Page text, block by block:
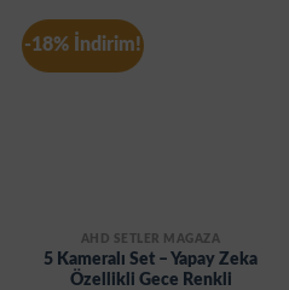
-18% İndirim!
AHD SETLER MAĞAZA
5 Kameralı Set – Yapay Zeka
Özellikli Gece Renkli